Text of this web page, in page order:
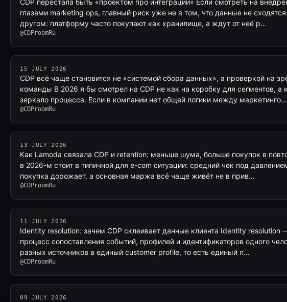
CDP перестала быть «проектом про интеграции» Если смотреть на
глазами marketing ops, главный риск уже не в том, что данные не
другом: платформу часто покупают как хранилище, а ждут от неё р…
@CDProomRu
15 JULY 2026
CDP всё чаще становится не «системой сбора данных», а проверкой на
команды В 2026 я бы смотрел на CDP не как на коробку для сегментов, а
зеркало процесса. Если в компании нет общей логики между маркетинго…
@CDProomRu
13 JULY 2026
Как Lamoda связала CDP и retention: меньше шума, больше покупок в
в 2026-м стоит в типичной для e-com ситуации: средний чек под
покупка дорожает, а основная маржа всё чаще живёт не в прив…
@CDProomRu
11 JULY 2026
Identity resolution: зачем CDP склеивает данные клиента Identity resolution
процесс сопоставления событий, профилей и идентификаторов одного
разных источников в единый customer profile, то есть единый п…
@CDProomRu
09 JULY 2026